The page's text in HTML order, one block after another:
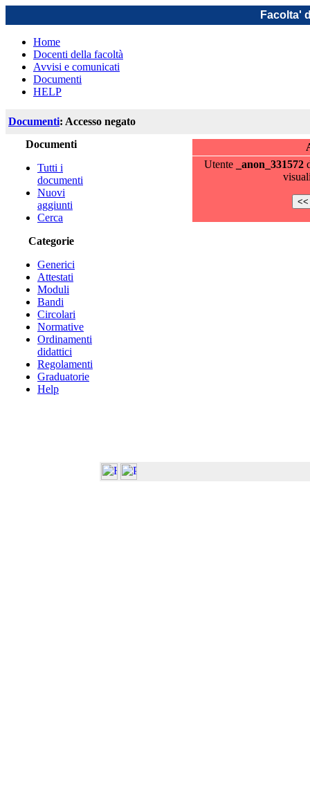
Facolta'
Home
Docenti della facoltà
Avvisi e comunicati
Documenti
HELP
Documenti: Accesso negato
Documenti
Tutti i
documenti
Nuovi
aggiunti
Cerca
Categorie
Generici
Attestati
Moduli
Bandi
Circolari
Normative
Ordinamenti
didattici
Regolamenti
Graduatorie
Help
Utente
_anon_331572